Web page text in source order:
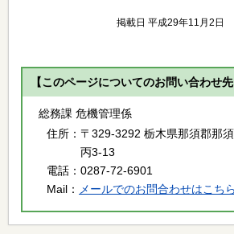
掲載日 平成29年11月2日
【このページについてのお問い合わせ先
総務課 危機管理係
住所： 〒329-3292 栃木県那須郡那
丙3-13
電話： 0287-72-6901
Mail： メールでのお問合わせはこちら